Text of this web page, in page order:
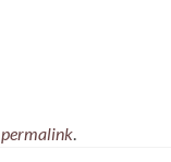
permalink.